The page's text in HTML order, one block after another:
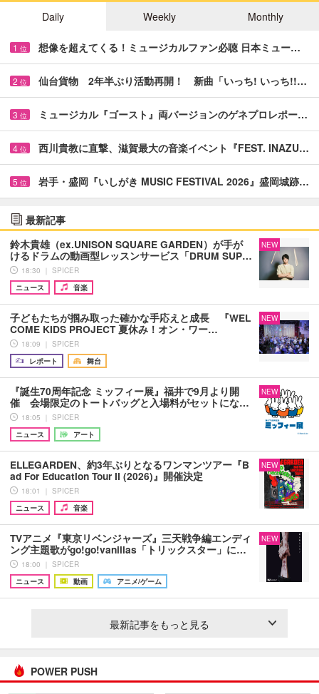
Daily
Weekly Monthly
1 位 想像を超えてくる！ミュージカルファン必聴 日本ミュー…
2 位 仙台貨物 2年半ぶり活動再開！ 新曲「いっち! いっち!!…
3 位 ミュージカル『ゴースト』両バージョンのゲネプロレポー…
4 位 西川貴教に直撃、滋賀最大の音楽イベント『FEST. INAZU…
5 位 岩手・盛岡『いしがき MUSIC FESTIVAL 2026』盛岡城跡…
最新記事
鈴木貴雄（ex.UNISON SQUARE GARDEN）が手が
けるドラムの動画型レッスンサービス「DRUM SUP…
18:30 ｜ SPICER
ニュース
音楽
NEW
子どもたちが掴み取った確かな手応えと成長 『WEL
COME KIDS PROJECT 夏休み！オン・ワー…
18:09 ｜ SPICER
レポート
舞台
NEW
『誕生70周年記念 ミッフィー展』福井で9月より開
催 会場限定のトートバッグと入場料がセットにな…
18:05 ｜ SPICER
ニュース
アート
NEW
ELLEGARDEN、約3年ぶりとなるワンマンツアー『B
ad For Education Tour II (2026)』開催決定
18:01 ｜ SPICER
ニュース
音楽
NEW
TVアニメ『東京リベンジャーズ』三天戦争編エンディ
ング主題歌がgo!go!vanillas「トリックスター」に…
18:00 ｜ SPICER
ニュース
動画 アニメ/ゲーム
NEW
最新記事をもっと見る
POWER PUSH